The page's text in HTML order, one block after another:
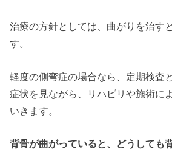
治療の方針としては、曲がりを治す
す。
軽度の側弯症の場合なら、定期検査
症状を見ながら、リハビリや施術に
いきます。
背骨が曲がっていると、どうしても